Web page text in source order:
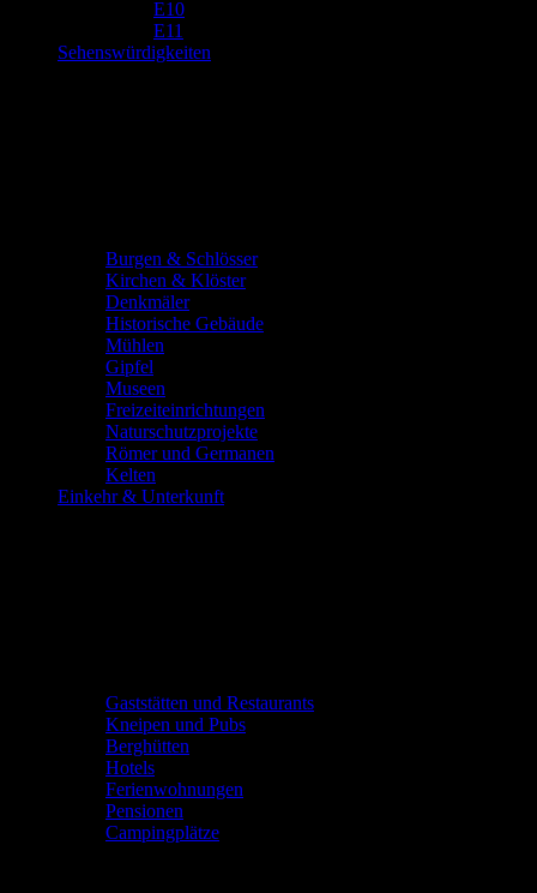
E10
E11
Sehenswürdigkeiten
Burgen & Schlösser
Kirchen & Klöster
Denkmäler
Historische Gebäude
Mühlen
Gipfel
Museen
Freizeiteinrichtungen
Naturschutzprojekte
Römer und Germanen
Kelten
Einkehr & Unterkunft
Gaststätten und Restaurants
Kneipen und Pubs
Berghütten
Hotels
Ferienwohnungen
Pensionen
Campingplätze